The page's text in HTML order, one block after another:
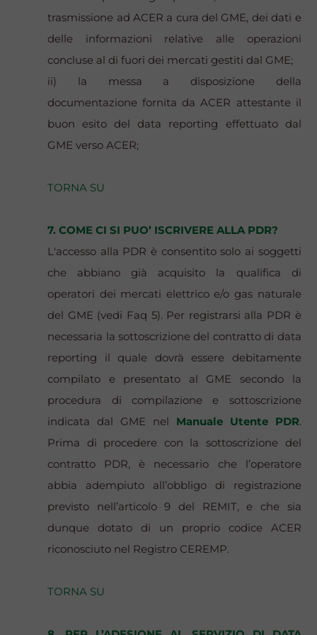
trasmissione ad ACER a cura del GME, dei dati e
delle informazioni relative alle operazioni
concluse al di fuori dei mercati gestiti dal GME;
ii) la messa a disposizione della
documentazione fornita da ACER attestante il
buon esito del data reporting effettuato dal
GME verso ACER;
TORNA SU
7. COME CI SI PUO’ ISCRIVERE ALLA PDR?
L'accesso alla PDR è consentito solo ai soggetti
che abbiano già acquisito la qualifica di
operatori dei mercati elettrico e/o gas naturale
del GME (vedi Faq 5). Per registrarsi alla PDR è
necessaria la sottoscrizione del contratto di data
reporting il quale dovrà essere debitamente
compilato e presentato al GME secondo la
procedura di compilazione e sottoscrizione
indicata dal GME nel Manuale Utente PDR.
Prima di procedere con la sottoscrizione del
contratto PDR, è necessario che l’operatore
abbia adempiuto all’obbligo di registrazione
previsto nell’articolo 9 del REMIT, e che sia
dunque dotato di un proprio codice ACER
riconosciuto nel Registro CEREMP.
TORNA SU